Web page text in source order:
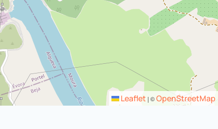
Leaflet | ©OpenStreetMap